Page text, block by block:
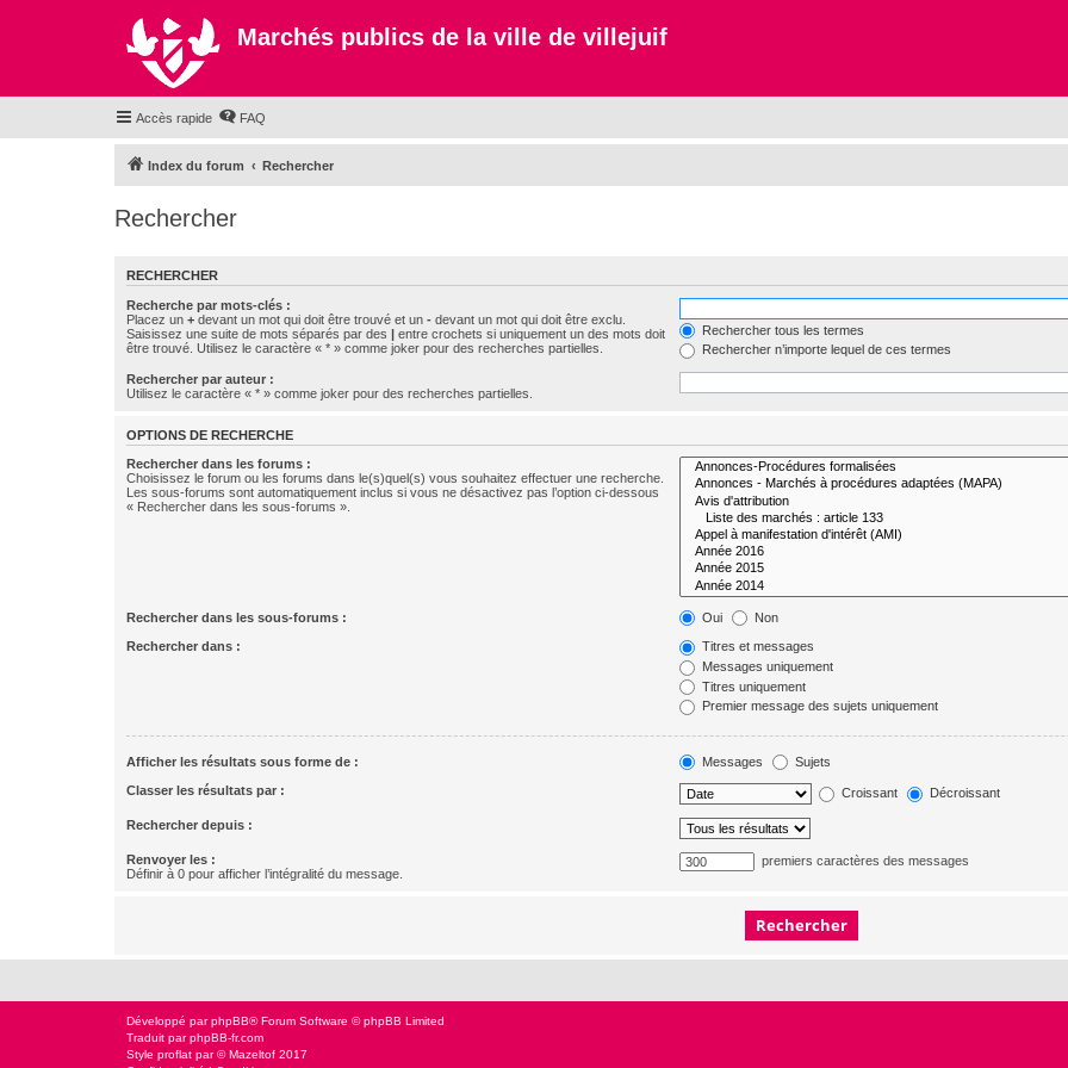
Marchés publics de la ville de villejuif
Accès rapide FAQ
Index du forum Rechercher
Rechercher
RECHERCHER
Recherche par mots-clés :
Placez un + devant un mot qui doit être trouvé et un - devant un mot qui doit être exclu.
Saisissez une suite de mots séparés par des | entre crochets si uniquement un des mots doit
être trouvé. Utilisez le caractère « * » comme joker pour des recherches partielles.
Rechercher tous les termes
Rechercher n’importe lequel de ces termes
Rechercher par auteur :
Utilisez le caractère « * » comme joker pour des recherches partielles.
OPTIONS DE RECHERCHE
Rechercher dans les forums :
Choisissez le forum ou les forums dans le(s)quel(s) vous souhaitez effectuer une recherche.
Les sous-forums sont automatiquement inclus si vous ne désactivez pas l’option ci-dessous
« Rechercher dans les sous-forums ».
Rechercher dans les sous-forums : Oui Non
Rechercher dans :
Titres et messages
Messages uniquement
Titres uniquement
Premier message des sujets uniquement
Afficher les résultats sous forme de : Messages Sujets
Classer les résultats par : Croissant Décroissant
Rechercher depuis :
Renvoyer les :
Définir à 0 pour afficher l’intégralité du message.
premiers caractères des messages
Développé parphpBB® Forum Software © phpBB Limited
Traduit parphpBB-fr.com
Style proflat par © Mazeltof 2017